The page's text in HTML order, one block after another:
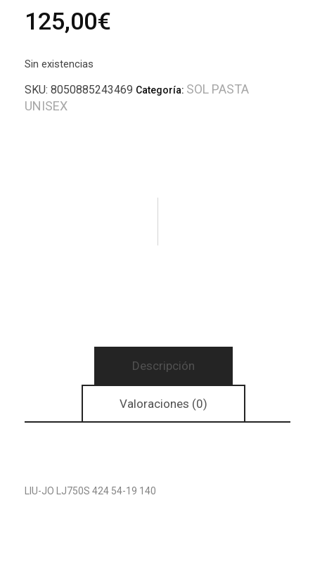
125,00€
Sin existencias
SKU: 8050885243469 Categoría: SOL PASTA
UNISEX
Descripción
Valoraciones (0)
LIU-JO LJ750S 424 54-19 140